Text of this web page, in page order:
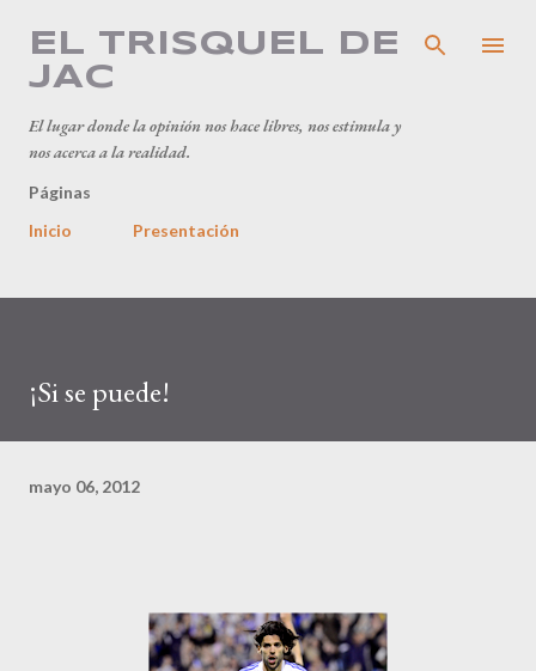
Ir al contenido principal
EL TRISQUEL DE
JAC
El lugar donde la opinión nos hace libres, nos estimula y
nos acerca a la realidad.
Páginas
Inicio
Presentación
¡Si se puede!
mayo 06, 2012